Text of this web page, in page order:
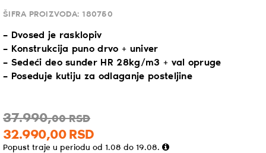
ŠIFRA PROIZVODA: 180750
– Dvosed je rasklopiv
– Konstrukcija puno drvo + univer
– Sedeći deo sunđer HR 28kg/m3 + val opruge
– Poseduje kutiju za odlaganje posteljine
37.990,00 RSD
32.990,00 RSD
Popust traje u periodu od 1.08 do 19.08.